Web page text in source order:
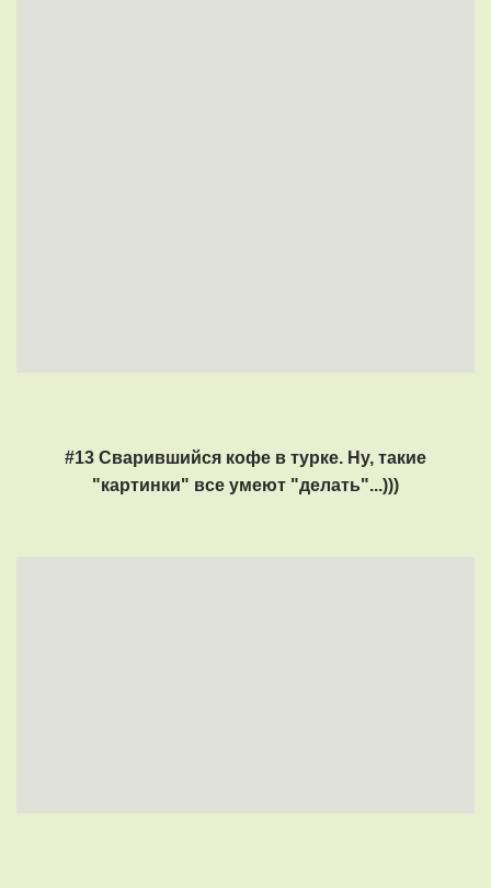
#13 Сварившийся кофе в турке. Ну, такие
"картинки" все умеют "делать"...)))